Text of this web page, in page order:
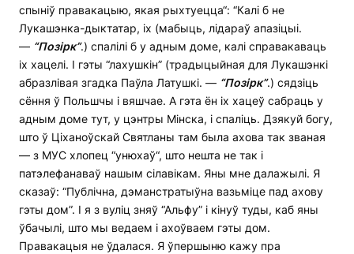
спыніў правакацыю, якая рыхтуецца“: “Калі б не
Лукашэнка-дыктатар, іх (мабыць, лідараў апазіцыі.
— “Позірк”.) спалілі б у адным доме, калі справакаваць
іх хацелі. І гэты “лахушкін” (традыцыйная для Лукашэнкі
абразлівая згадка Паўла Латушкі. — “Позірк”.) сядзіць
сёння ў Польшчы і вяшчае. А гэта ён іх хацеў сабраць у
адным доме тут, у цэнтры Мінска, і спаліць. Дзякуй богу,
што ў Ціханоўскай Святланы там была ахова так званая
— з МУС хлопец “унюхаў“, што нешта не так і
патэлефанаваў нашым сілавікам. Яны мне далажылі. Я
сказаў: “Публічна, дэманстратыўна вазьміце пад ахову
гэты дом”. І я з вуліц зняў “Альфу” і кінуў туды, каб яны
ўбачылі, што мы ведаем і ахоўваем гэты дом.
Правакацыя не ўдалася. Я ўпершыню кажу пра